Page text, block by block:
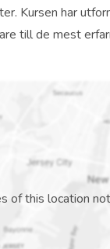
Kursen har
till de mest
of this location